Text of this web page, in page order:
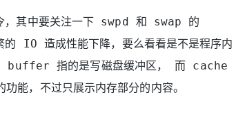
，其中要关注一下 swpd 和 swap 的
IO 造成性能下降，要么看看是不是程序内
buffer 指的是写磁盘缓冲区， 而 cache
能，不过只展示内存部分的内容。